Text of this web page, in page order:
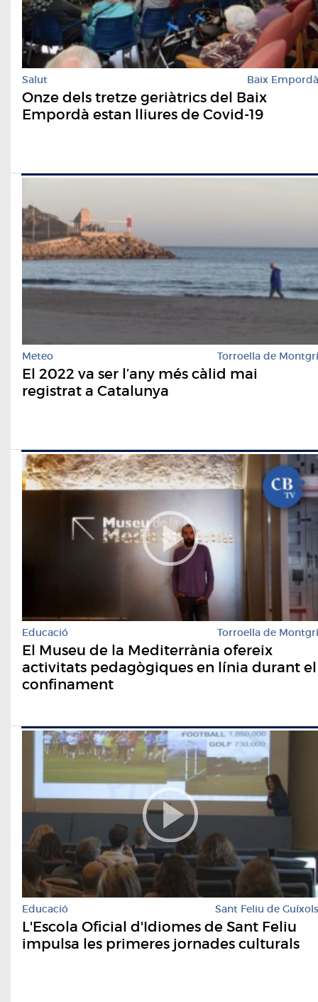
Salut Baix Empordà
Onze dels tretze geriàtrics del Baix
Empordà estan lliures de Covid-19
Meteo Torroella de Montgrí
El 2022 va ser l’any més càlid mai
registrat a Catalunya
Educació Torroella de Montgrí
El Museu de la Mediterrània ofereix
activitats pedagògiques en línia durant el
confinament
Educació Sant Feliu de Guíxols
L'Escola Oficial d'Idiomes de Sant Feliu
impulsa les primeres jornades culturals